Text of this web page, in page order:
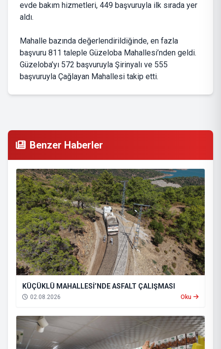
evde bakım hizmetleri, 449 başvuruyla ilk sırada yer
aldı.
Mahalle bazında değerlendirildiğinde, en fazla
başvuru 811 taleple Güzeloba Mahallesi’nden geldi.
Güzeloba’yı 572 başvuruyla Şirinyalı ve 555
başvuruyla Çağlayan Mahallesi takip etti.
Benzer Haberler
KÜÇÜKLÜ MAHALLESİ’NDE ASFALT ÇALIŞMASI
02.08.2026 Oku